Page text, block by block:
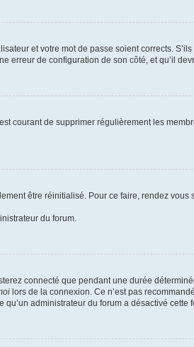
et votre mot de passe soient corrects.
erreur de configuration de son côté, et qu’il
courant de supprimer régulièrement les
être réinitialisé. Pour ce faire, rendez
du forum.
connecté que pendant une durée
lors de la connexion. Ce n’est pas
administrateur du forum a désactivé cette